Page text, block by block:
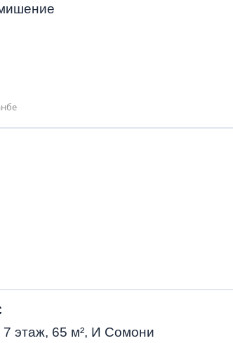
7 этаж, 65 м², И Сомони